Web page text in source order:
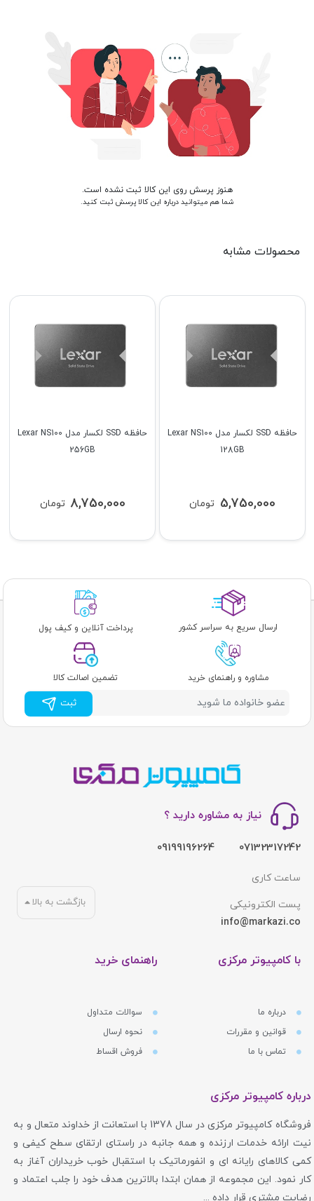
هنوز پرسش روی این کالا ثبت نشده است.
شما هم میتوانید درباره این کالا پرسش ثبت کنید.
محصولات مشابه
حافظه SSD لکسار مدل Lexar NS100
256GB
تومان 8,750,000
حافظه SSD لکسار مدل Lexar NS100
128GB
تومان 5,750,000
ارسال سریع به سراسر کشور پرداخت آنلاین و کیف پول
مشاوره و راهنمای خرید تضمین اصالت کالا
ثبت
نیاز به مشاوره دارید ؟
07132317242
09199196264
ساعت کاری
پست الکترونیکی
info@markazi.co
با کامپیوتر مرکزی
درباره ما
قوانین و مقررات
تماس با ما
راهنمای خرید
سوالات متداول
نحوه ارسال
فروش اقساط
بازگشت به بالا
درباره کامپیوتر مرکزی
فروشگاه کامپیوتر مرکزی در سال 1378 با استعانت از خداوند متعال و به
نیت ارائه خدمات ارزنده و همه جانبه در راستای ارتقای سطح کیفی و
کمی کالاهای رایانه ای و انفورماتیک با استقبال خوب خریداران آغاز به
کار نمود. این مجموعه از همان ابتدا بالاترین هدف خود را جلب اعتماد و
رضایت مشتری قرار داده ...